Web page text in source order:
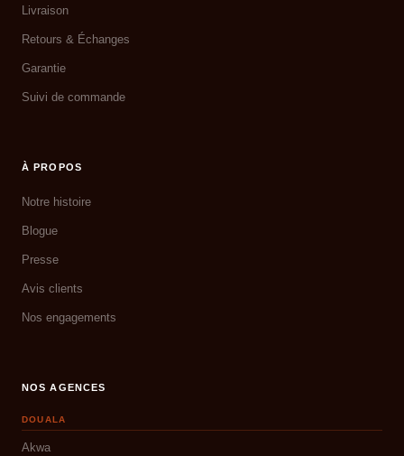
Livraison
Retours & Échanges
Garantie
Suivi de commande
À PROPOS
Notre histoire
Blogue
Presse
Avis clients
Nos engagements
NOS AGENCES
DOUALA
Akwa